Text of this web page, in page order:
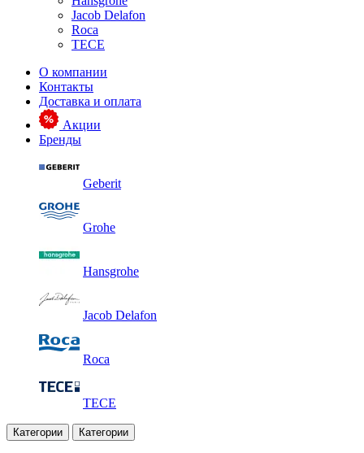
Jacob Delafon
Roca
TECE
О компании
Контакты
Доставка и оплата
Акции
Бренды
Geberit
Grohe
Hansgrohe
Jacob Delafon
Roca
TECE
Категории Категории